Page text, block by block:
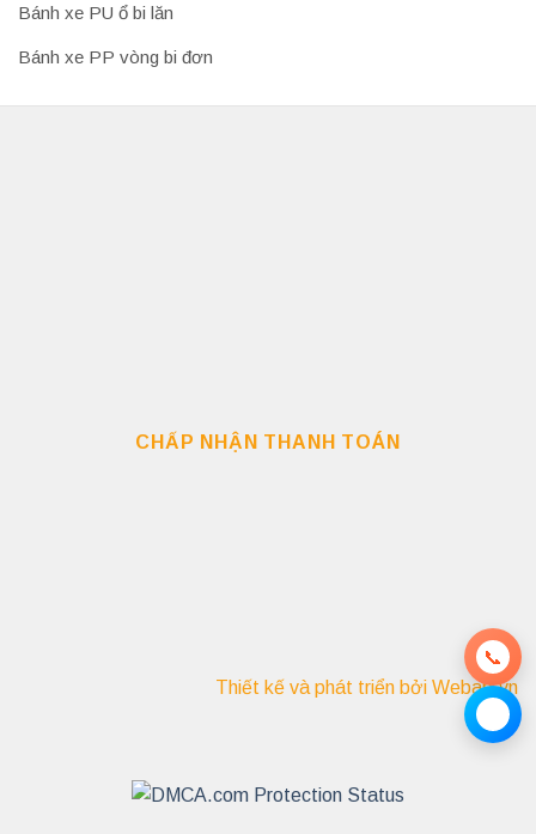
Bánh xe PU ổ bi lăn
Bánh xe PP vòng bi đơn
CHẤP NHẬN THANH TOÁN
Thiết kế và phát triển bởi Webab.vn
📞